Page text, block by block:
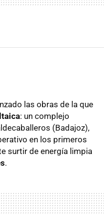
las obras de la que
: un complejo
(Badajoz),
en los primeros
surtir de energía limpia
.